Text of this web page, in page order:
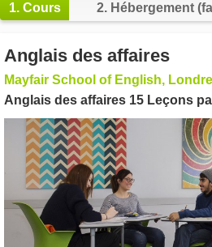
Contactez-nous
PARCOURIR
Se connecter
Aide
Monnaie €
Langue
1. Cours 2. Hébergement
Anglais des affaires
Mayfair School of English,
Anglais des affaires 15 Leçons